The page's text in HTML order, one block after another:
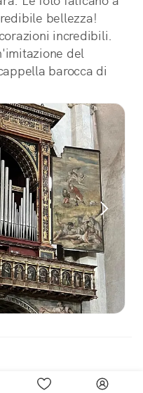
bellezza!
incredibili.
del
barocca di